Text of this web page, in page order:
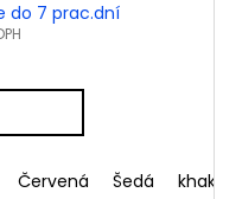
do 7 prac.dní
Červená Šedá khaki